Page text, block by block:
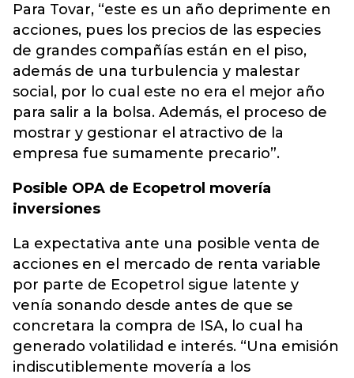
Para Tovar, “este es un año deprimente en
acciones, pues los precios de las especies
de grandes compañías están en el piso,
además de una turbulencia y malestar
social, por lo cual este no era el mejor año
para salir a la bolsa. Además, el proceso de
mostrar y gestionar el atractivo de la
empresa fue sumamente precario”.
Posible OPA de Ecopetrol movería
inversiones
La expectativa ante una posible venta de
acciones en el mercado de renta variable
por parte de Ecopetrol sigue latente y
venía sonando desde antes de que se
concretara la compra de ISA, lo cual ha
generado volatilidad e interés. “Una emisión
indiscutiblemente movería a los